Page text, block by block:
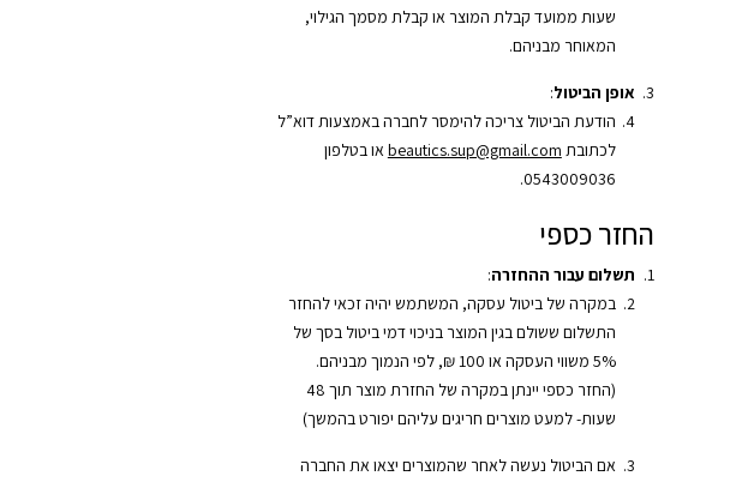
שעות ממועד קבלת המוצר או קבלת מסמך הגילוי,
המאוחר מבניהם.
אופן הביטול:
הודעת הביטול צריכה להימסר לחברה באמצעות דוא”ל
לכתובת beautics.sup@gmail.com או בטלפון
0543009036.
החזר כספי
תשלום עבור ההחזרה:
במקרה של ביטול עסקה, המשתמש יהיה זכאי להחזר
התשלום ששולם בגין המוצר בניכוי דמי ביטול בסך של
5% משווי העסקה או 100 ₪, לפי הנמוך מבניהם.
(החזר כספי יינתן במקרה של החזרת מוצר תוך 48
שעות- למעט מוצרים חריגים עליהם יפורט בהמשך)
אם הביטול נעשה לאחר שהמוצרים יצאו את החברה